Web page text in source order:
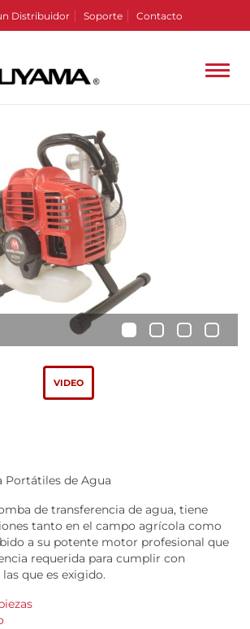
Distribuidor Soporte Contacto
• • •
VIDEO
Portátiles de Agua
de transferencia de agua, tiene
tanto en el campo agrícola como
a su potente motor profesional que
requerida para cumplir con
que es exigido.